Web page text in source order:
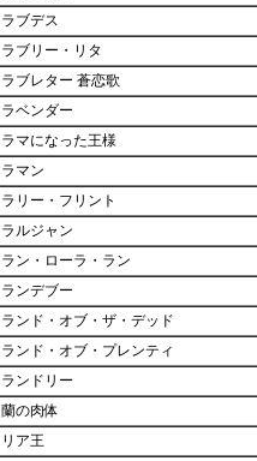
ラブデス
ラブリー・リタ
ラブレター 蒼恋歌
ラベンダー
ラマになった王様
ラマン
ラリー・フリント
ラルジャン
ラン・ローラ・ラン
ランデブー
ランド・オブ・ザ・デッド
ランド・オブ・プレンティ
ランドリー
蘭の肉体
リア王